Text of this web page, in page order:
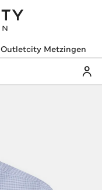
Outletcity Metzingen